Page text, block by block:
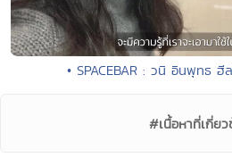
• SPACEBAR : วนิ อินพุทธ ฮี
#เนื้อหาที่เกี่ย